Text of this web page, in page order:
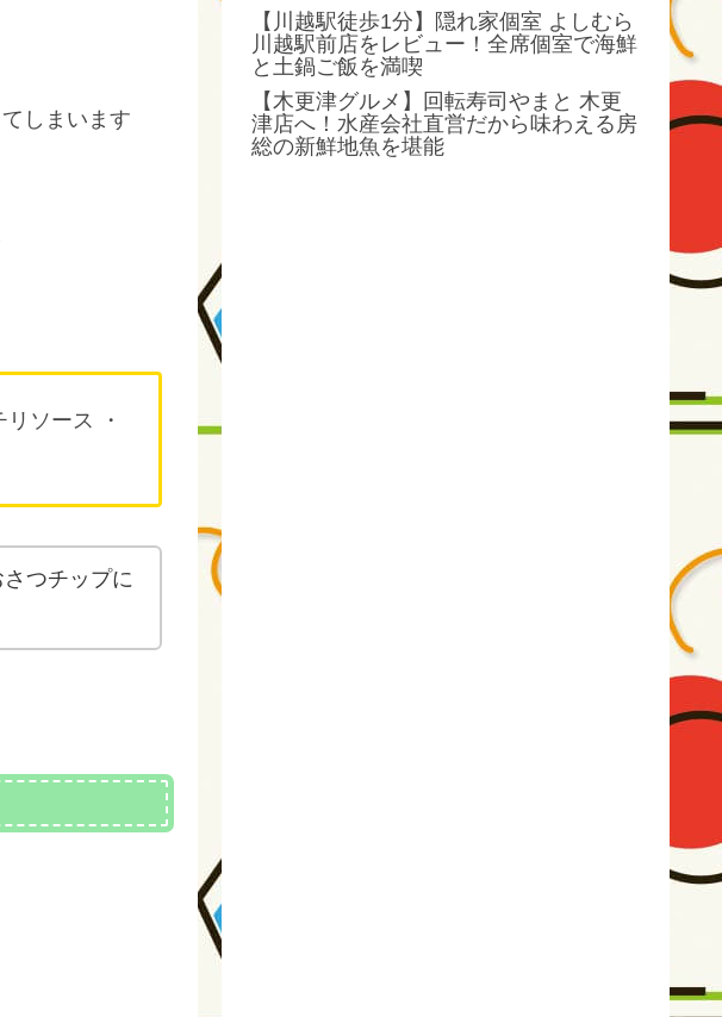
しまいます
ソース ・
つチップに
【川越駅徒歩1分】隠れ家個室 よしむら
川越駅前店をレビュー！全席個室で海鮮
と土鍋ご飯を満喫
【木更津グルメ】回転寿司やまと 木更
津店へ！水産会社直営だから味わえる房
総の新鮮地魚を堪能